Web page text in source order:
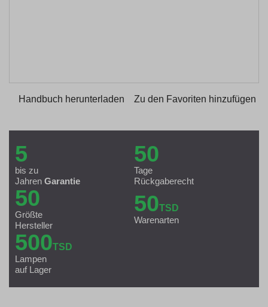
Handbuch herunterladen Zu den Favoriten hinzufügen
5
bis zu
Jahren Garantie
50
Tage
Rückgaberecht
50
Größte
Hersteller
50TSD
Warenarten
500TSD
Lampen
auf Lager